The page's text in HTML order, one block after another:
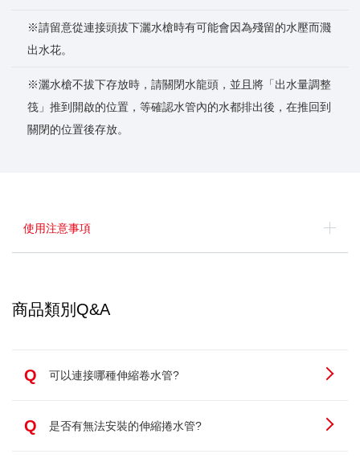
※請留意從連接頭拔下灑水槍時有可能會因為殘留的水壓而濺
出水花。
※灑水槍不拔下存放時，請關閉水龍頭，並且將「出水量調整
筏」推到開啟的位置，等確認水管內的水都排出後，在推回到
關閉的位置後存放。
使用注意事項
商品類別Q&A
Q 可以連接哪種伸縮卷水管?
Q 是否有無法安裝的伸縮捲水管?